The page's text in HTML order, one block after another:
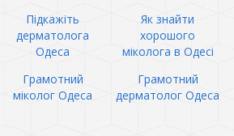
Підкажіть
дерматолога
Одеса
Як знайти
хорошого
міколога в Одесі
Грамотний
міколог Одеса
Грамотний
дерматолог Одеса